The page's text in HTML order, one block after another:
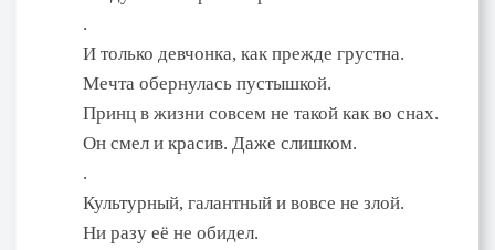
.
И только девчонка, как прежде грустна.
Мечта обернулась пустышкой.
Принц в жизни совсем не такой как во снах.
Он смел и красив. Даже слишком.
.
Культурный, галантный и вовсе не злой.
Ни разу её не обидел.